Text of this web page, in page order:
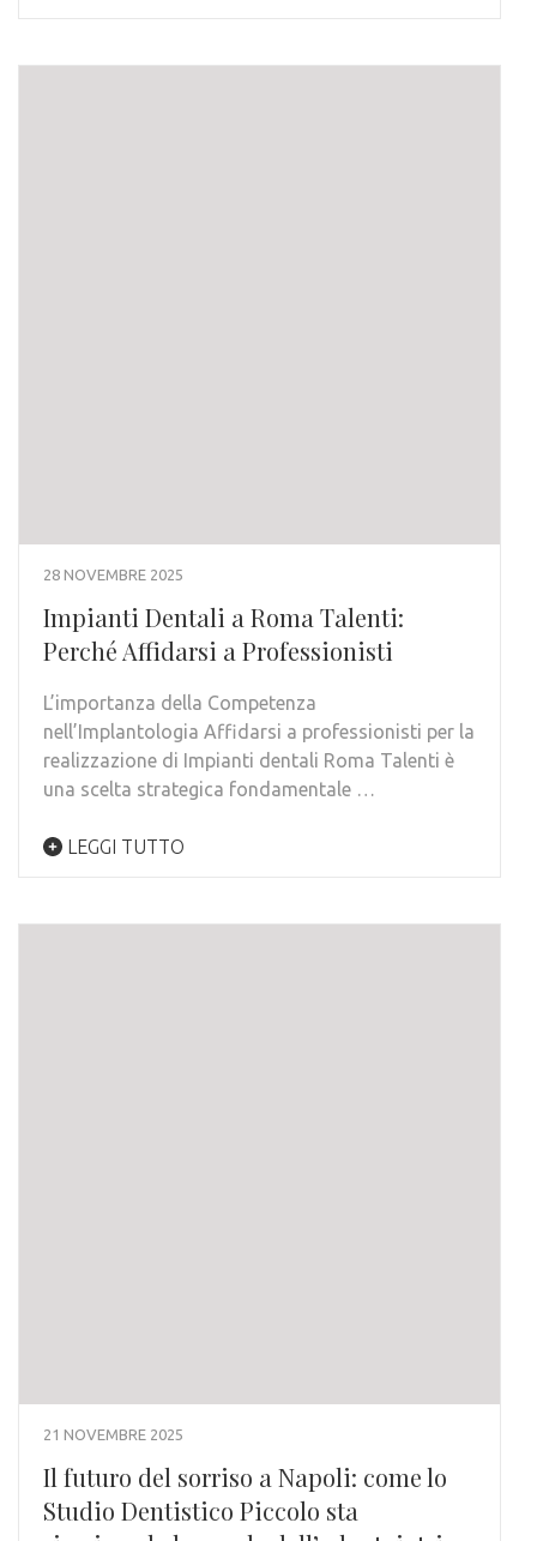
28 NOVEMBRE 2025
Impianti Dentali a Roma Talenti:
Perché Affidarsi a Professionisti
L’importanza della Competenza
nell’Implantologia Affidarsi a professionisti per la
realizzazione di Impianti dentali Roma Talenti è
una scelta strategica fondamentale …
LEGGI TUTTO
21 NOVEMBRE 2025
Il futuro del sorriso a Napoli: come lo
Studio Dentistico Piccolo sta